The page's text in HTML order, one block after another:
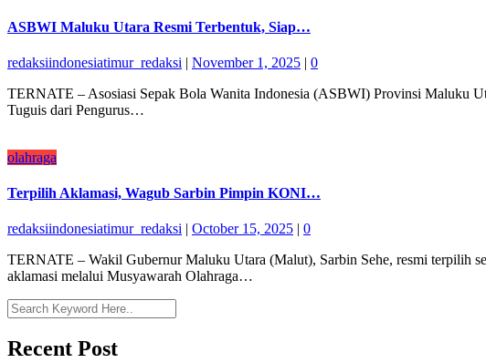
ASBWI Maluku Utara Resmi Terbentuk, Siap…
redaksiindonesiatimur_redaksi | November 1, 2025 | 0
TERNATE – Asosiasi Sepak Bola Wanita Indonesia (ASBWI) Provinsi Maluku
Tuguis dari Pengurus…
olahraga
Terpilih Aklamasi, Wagub Sarbin Pimpin KONI…
redaksiindonesiatimur_redaksi | October 15, 2025 | 0
TERNATE – Wakil Gubernur Maluku Utara (Malut), Sarbin Sehe, resmi terpilih
aklamasi melalui Musyawarah Olahraga…
Recent Post